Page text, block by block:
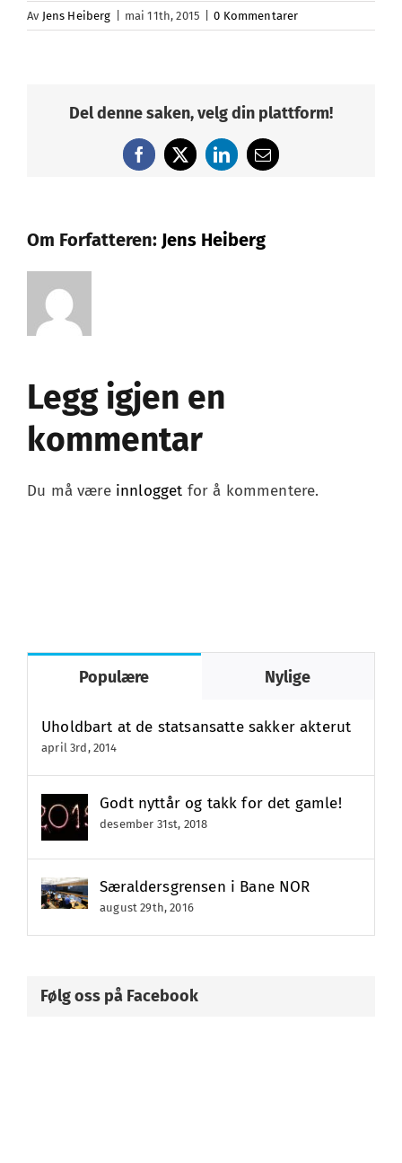
Av Jens Heiberg mai 11th, 2015 0 Kommentarer
Del denne saken, velg din plattform!
Facebook
X LinkedIn
E-
Om Forfatteren: Jens Heiberg
Legg igjen en
kommentar
Du må være innlogget for å kommentere.
Populære Nylige
Uholdbart at de statsansatte sakker akterut
april 3rd, 2014
Godt nyttår og takk for det gamle!
desember 31st, 2018
Særaldersgrensen i Bane NOR
august 29th, 2016
Følg oss på Facebook